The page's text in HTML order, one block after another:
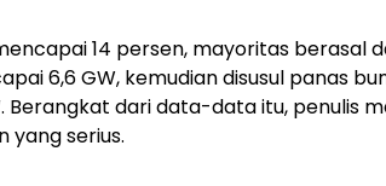
14 persen, mayoritas berasal
6,6 GW, kemudian disusul panas
Berangkat dari data-data itu, penulis
yang serius.